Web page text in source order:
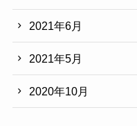
2021年6月
2021年5月
2020年10月